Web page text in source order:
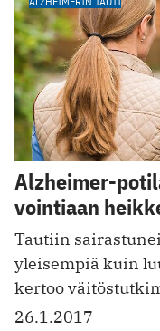
Alzheimer-
vointiaan
Tautiin
yleisempiä kuin
kertoo
26.1.2017